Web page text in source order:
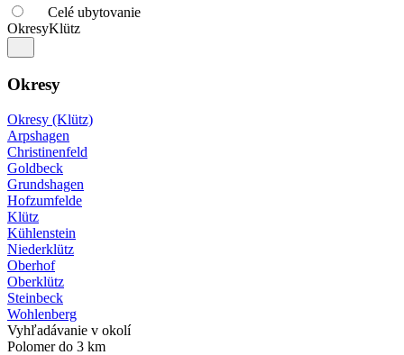
Celé ubytovanie
OkresyKlütz
Okresy
Okresy (Klütz)
Arpshagen
Christinenfeld
Goldbeck
Grundshagen
Hofzumfelde
Klütz
Kühlenstein
Niederklütz
Oberhof
Oberklütz
Steinbeck
Wohlenberg
Vyhľadávanie v okolí
Polomer do 3 km